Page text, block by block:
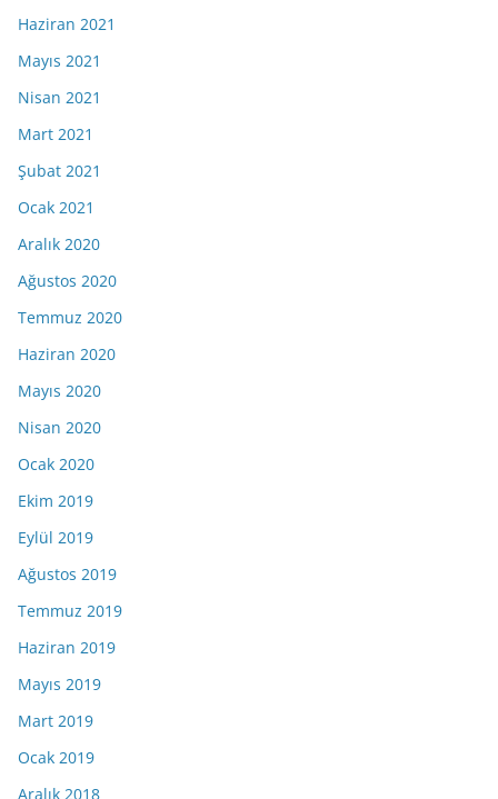
Haziran 2021
Mayıs 2021
Nisan 2021
Mart 2021
Şubat 2021
Ocak 2021
Aralık 2020
Ağustos 2020
Temmuz 2020
Haziran 2020
Mayıs 2020
Nisan 2020
Ocak 2020
Ekim 2019
Eylül 2019
Ağustos 2019
Temmuz 2019
Haziran 2019
Mayıs 2019
Mart 2019
Ocak 2019
Aralık 2018